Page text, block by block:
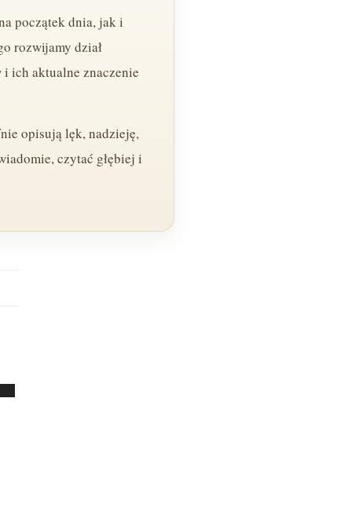
początek dnia, jak i
rozwijamy dział
ich aktualne znaczenie
opisują lęk, nadzieję,
czytać głębiej i